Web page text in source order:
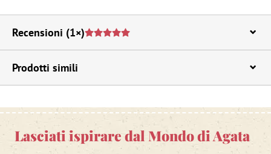
Recensioni (1×)
Prodotti simili
Lasciati ispirare dal Mondo di Agata